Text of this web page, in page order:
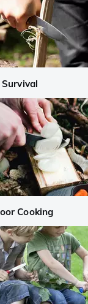
Cooking